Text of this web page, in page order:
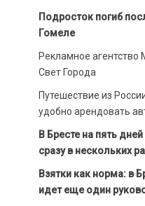
Подросток погиб
Гомеле
Рекламное агентство
Свет Города
Путешествие из
удобно арендовать
В Бресте на пять
сразу в нескольких
Взятки как норма: в
идет еще один